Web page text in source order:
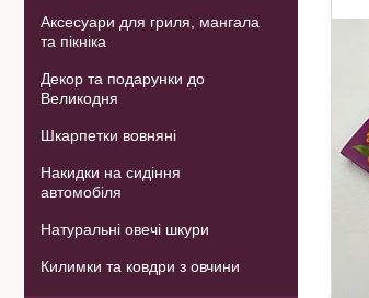
Аксесуари для гриля, мангала
та пікніка
Декор та подарунки до
Великодня
Шкарпетки вовняні
Накидки на сидіння
автомобіля
Натуральні овечі шкури
Килимки та ковдри з овчини